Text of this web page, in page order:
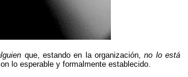
que, estando en la organización,no lo está
lo esperable y formalmente establecido.